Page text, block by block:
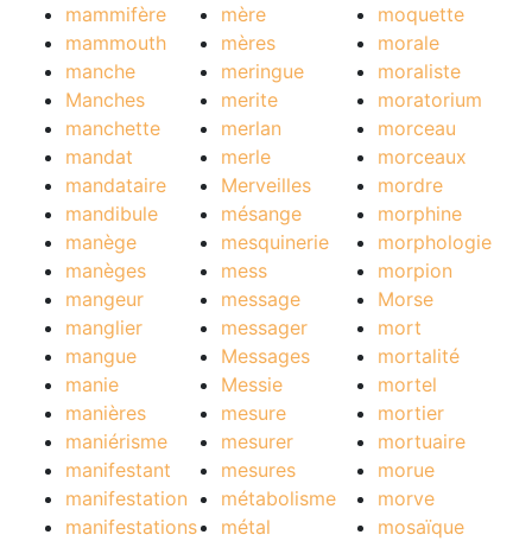
mammifère
mammouth
manche
Manches
manchette
mandat
mandataire
mandibule
manège
manèges
mangeur
manglier
mangue
manie
manières
maniérisme
manifestant
manifestation
manifestations
mère
mères
meringue
merite
merlan
merle
Merveilles
mésange
mesquinerie
mess
message
messager
Messages
Messie
mesure
mesurer
mesures
métabolisme
métal
moquette
morale
moraliste
moratorium
morceau
morceaux
mordre
morphine
morphologie
morpion
Morse
mort
mortalité
mortel
mortier
mortuaire
morue
morve
mosaïque